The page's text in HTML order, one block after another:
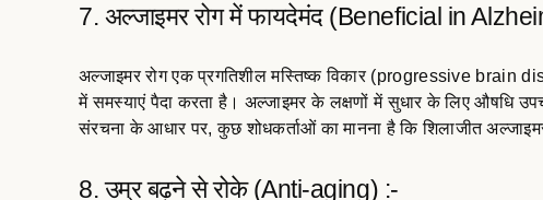
7. अल्जाइमर रोग में फायदेमंद (Beneficial in
अल्जाइमर रोग एक प्रगतिशील मस्तिष्क विकार (progressive brain
में समस्याएं पैदा करता है। अल्जाइमर के लक्षणों में सुधार के लिए औषधि
संरचना के आधार पर, कुछ शोधकर्ताओं का मानना ​​है कि शिलाजीत
8. उम्र बढ़ने से रोके (Anti-aging) :-